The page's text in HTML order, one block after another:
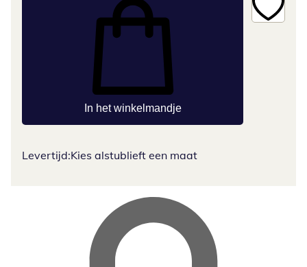
In het winkelmandje
Levertijd:Kies alstublieft een maat